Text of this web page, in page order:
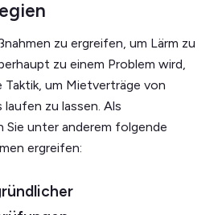
zu ergreifen, um Lärm zu
zu einem Problem wird,
Taktik, um Mietverträge von
zu lassen. Als
Sie unter anderem folgende
ergreifen: